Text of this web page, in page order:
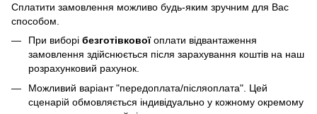
Сплатити замовлення можливо будь-яким зручним для Вас
способом.
При виборі безготівковоїоплати відвантаження
замовлення здійснюється після зарахування коштів на наш
розрахунковий рахунок.
Можливий варіант "передоплата/післяоплата". Цей
сценарій обмовляється індивідуально у кожному окремому